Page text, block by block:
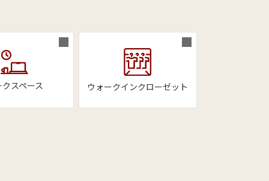
スペース ウォークインクローゼット